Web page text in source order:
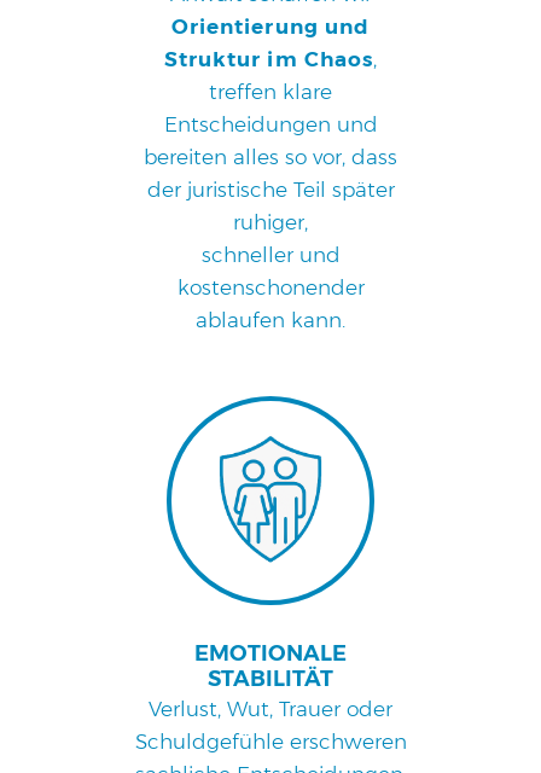
Orientierung und
Struktur im Chaos,
treffen klare
Entscheidungen und
bereiten alles so vor, dass
der juristische Teil später
ruhiger,
schneller und
kostenschonender
ablaufen kann.
EMOTIONALE
STABILITÄT
Verlust, Wut, Trauer oder
Schuldgefühle erschweren